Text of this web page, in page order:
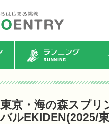
ランニング
東京・海の森スプリ
バルEKIDEN(2025/